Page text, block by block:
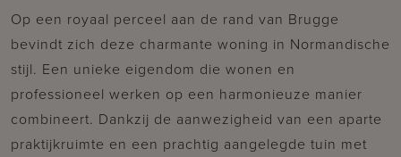
Op een royaal perceel aan de rand van Brugge
bevindt zich deze charmante woning in Normandische
stijl. Een unieke eigendom die wonen en
professioneel werken op een harmonieuze manier
combineert. Dankzij de aanwezigheid van een aparte
praktijkruimte en een prachtig aangelegde tuin met